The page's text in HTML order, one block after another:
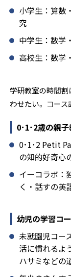
学研教室のデメ
分、生徒によっ
う。相性が気に
ることを推奨す
小学生：算数
究
中学生：数学
高校生：数学
学研教室の時間
わせたい。コース
0･1･2歳の親子
0･1･2 Petit
の知的好奇心
イーコラボ：
く・話すの英
幼児の学習コ
未就園児コー
活に慣れるよ
ハサミなどの